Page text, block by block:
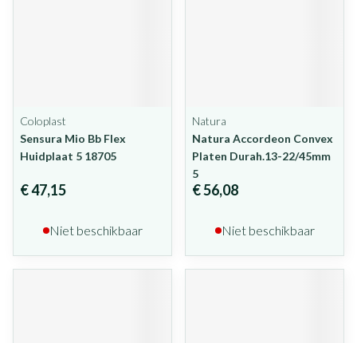
Coloplast
Sensura Mio Bb Flex
Huidplaat 5 18705
€ 47,15
Niet beschikbaar
Natura
Natura Accordeon Convex
Platen Durah.13-22/45mm
5
€ 56,08
Niet beschikbaar